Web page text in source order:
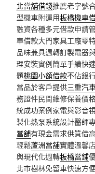
北當舖借錢推薦老字號
型機車附運用板橋機車
融資各種多元借款申請
車借款大門家具工廠零
品味兼具週轉訂製電器
理安裝實例簡單手續快
題桃園小額借款不佔銀
當品於客戶提供三重汽
務證件民間維修保養價
統成功案例家電與影音
製化熱泵系統設計醫師
當舖有現金需求供質借
輕鬆蘆洲當舖實體溫馨
與現代化週轉板橋當鋪
北市樹林免留車快速方